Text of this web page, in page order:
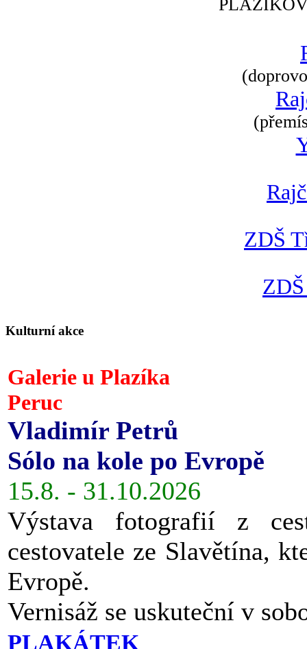
ZDŠ
Kulturní akce
Galerie u Plazíka
Peruc
Vladimír Petrů
Sólo na kole po Evropě
15.8. - 31.10.2026
Výstava fotografií z
cestovatele ze Slavětína,
Evropě.
Vernisáž se uskuteční v
PLAKÁTEK